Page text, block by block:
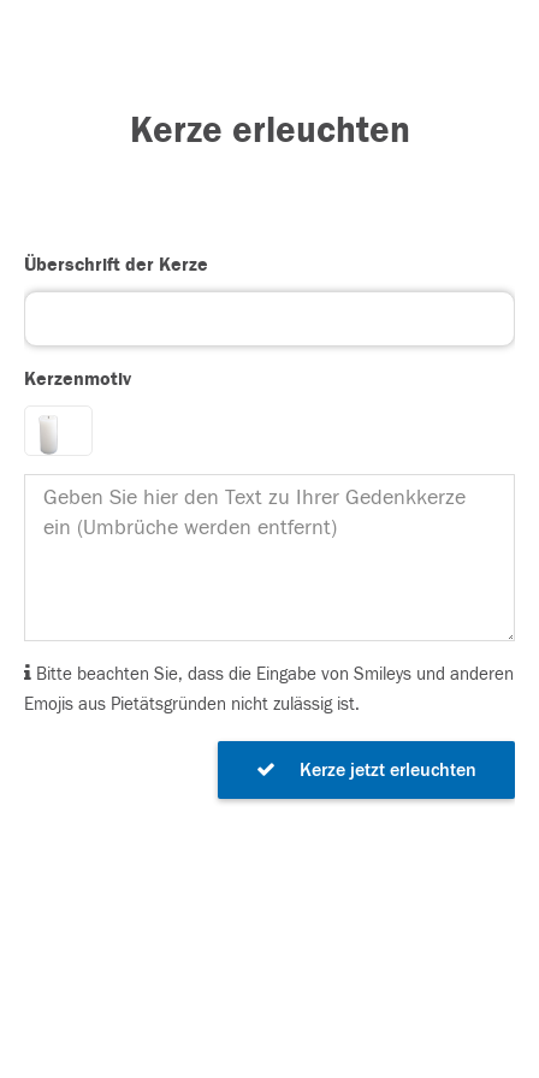
Kerze erleuchten
Überschrift der Kerze
Kerzenmotiv
Bitte beachten Sie, dass die Eingabe von Smileys und anderen
Emojis aus Pietätsgründen nicht zulässig ist.
Kerze jetzt erleuchten